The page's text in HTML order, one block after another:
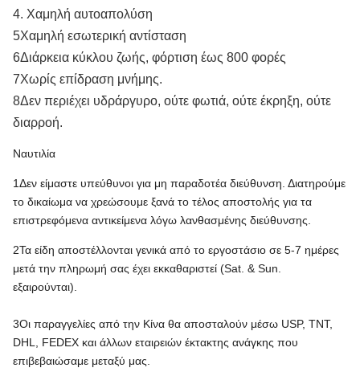
4. Χαμηλή αυτοαπολύση
5Χαμηλή εσωτερική αντίσταση
6Διάρκεια κύκλου ζωής, φόρτιση έως 800 φορές
7Χωρίς επίδραση μνήμης.
8Δεν περιέχει υδράργυρο, ούτε φωτιά, ούτε έκρηξη, ούτε
διαρροή.
Ναυτιλία
1Δεν είμαστε υπεύθυνοι για μη παραδοτέα διεύθυνση. Διατηρούμε
το δικαίωμα να χρεώσουμε ξανά το τέλος αποστολής για τα
επιστρεφόμενα αντικείμενα λόγω λανθασμένης διεύθυνσης.
2Τα είδη αποστέλλονται γενικά από το εργοστάσιο σε 5-7 ημέρες
μετά την πληρωμή σας έχει εκκαθαριστεί (Sat. & Sun.
εξαιρούνται).
3Οι παραγγελίες από την Κίνα θα αποσταλούν μέσω USP, TNT,
DHL, FEDEX και άλλων εταιρειών έκτακτης ανάγκης που
επιβεβαιώσαμε μεταξύ μας.